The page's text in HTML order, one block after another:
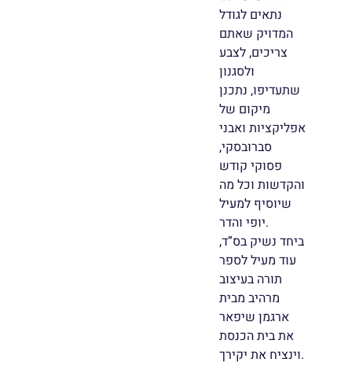
נתאים לגודל
המדויק שאתם
צריכים, לצבע
ולסגנון
שתעדיפו, נתכנן
מיקום של
אפליקציות ואבני
סברובסקי,
פסוקי קודש
והקדשות וכל מה
שיוסיף למעיל
יופי והדר.
ביחד נשיק בס”ד,
עוד מעיל לספר
תורה בעיצוב
מרהיב מבית
ארגמן שיפאר
את בית הכנסת
וינציח את יקירך.